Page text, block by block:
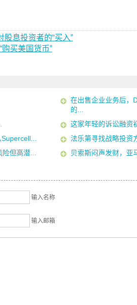
股息投资者的“买入”
买美国货币”
在出售企业业务后，
的...
这家年轻的诉讼融资
法乐第寻找战略投资
但高潜...
贝索斯闷声发财，亚
输入名称
输入邮箱